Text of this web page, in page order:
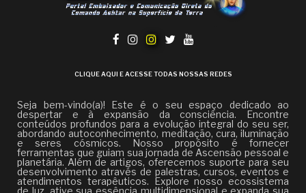
CLIQUE AQUI E ACESSE TODAS NOSSAS REDES
Seja bem-vindo(a)! Este é o seu espaço dedicado ao
despertar e à expansão da consciência. Encontre
conteúdos profundos para a evolução integral do seu ser,
abordando autoconhecimento, meditação, cura, iluminação
e seres cósmicos. Nosso propósito é fornecer
ferramentas que guiam sua jornada de Ascensão pessoal e
planetária. Além de artigos, oferecemos suporte para seu
desenvolvimento através de palestras, cursos, eventos e
atendimentos terapêuticos. Explore nosso ecossistema
de luz, ative sua essência multidimensional e expanda sua